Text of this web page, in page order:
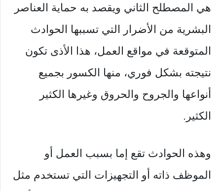
هي المصطلح الثاني ويقصد به حماية العناصر
البشرية من الأضرار التي تسببها الحوادث
المتوقعة في مواقع العمل، هذا الأذى تكون
نتيجته بشكل فوري، منها الكسور بجميع
أنواعها والجروح والحروق وغيرها الكثير
الكثير.
وهذه الحوادث تقع إما بسبب العمل أو
الموظف ذاته أو التجهيزات التي تستخدم مثل